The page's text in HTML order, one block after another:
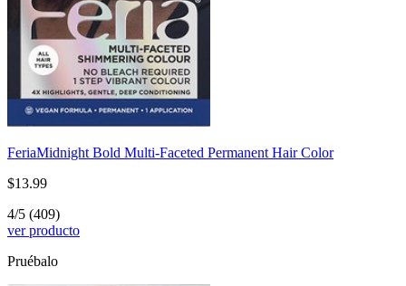
FeriaMidnight Bold Multi-Faceted Permanent Hair Color
$13.99
4/5 (409)
ver producto
Pruébalo